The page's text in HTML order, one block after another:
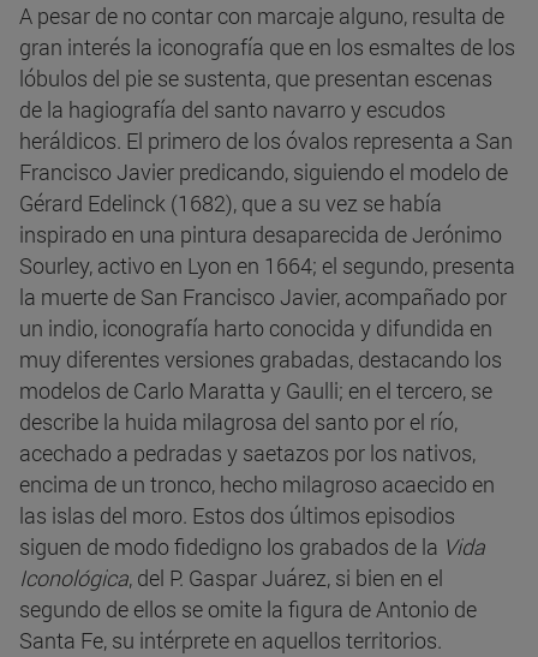
A pesar de no contar con marcaje alguno, resulta de
gran interés la iconografía que en los esmaltes de los
lóbulos del pie se sustenta, que presentan escenas
de la hagiografía del santo navarro y escudos
heráldicos. El primero de los óvalos representa a San
Francisco Javier predicando, siguiendo el modelo de
Gérard Edelinck (1682), que a su vez se había
inspirado en una pintura desaparecida de Jerónimo
Sourley, activo en Lyon en 1664; el segundo, presenta
la muerte de San Francisco Javier, acompañado por
un indio, iconografía harto conocida y difundida en
muy diferentes versiones grabadas, destacando los
modelos de Carlo Maratta y Gaulli; en el tercero, se
describe la huida milagrosa del santo por el río,
acechado a pedradas y saetazos por los nativos,
encima de un tronco, hecho milagroso acaecido en
las islas del moro. Estos dos últimos episodios
siguen de modo fidedigno los grabados de la Vida
Iconológica, del P. Gaspar Juárez, si bien en el
segundo de ellos se omite la figura de Antonio de
Santa Fe, su intérprete en aquellos territorios.